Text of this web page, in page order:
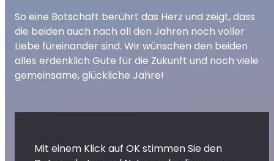
So eine Botschaft berührt das Herz und zeigt, dass
die beiden auch nach all den Jahren noch voller
Liebe füreinander sind. Wir wünschen den beiden
alles erdenklich Gute für die Zukunft und noch viele
gemeinsame, glückliche Jahre!
Mit einem Klick auf OK stimmen Sie den